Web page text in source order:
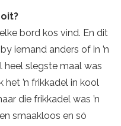
bord kos vind. En dit
iemand anders of in ’n
heel slegste maal was
het ’n frikkadel in kool
die frikkadel was ’n
smaakloos en só